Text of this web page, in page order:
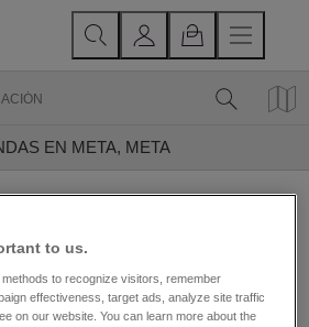
EN META, META
una Joyería
de Meta,
to us.
to recognize visitors, remember
effectiveness, target ads, analyze site traffic
on our website. You can learn more about the